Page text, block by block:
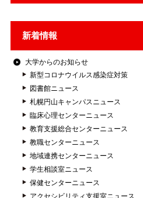
新着情報
大学からのお知らせ
新型コロナウイルス感染症対策
図書館ニュース
札幌円山キャンパスニュース
臨床心理センターニュース
教育支援総合センターニュース
教職センターニュース
地域連携センターニュース
学生相談室ニュース
保健センターニュース
アクセシビリティ支援室ニュース